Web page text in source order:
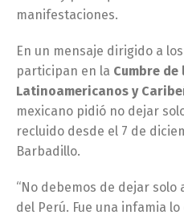
manifestaciones.
En un mensaje dirigido a
participan en la Cumbre
Latinoamericanos y
mexicano pidió no dejar
recluido desde el 7 de
Barbadillo.
“No debemos de dejar
del Perú. Fue una infamia